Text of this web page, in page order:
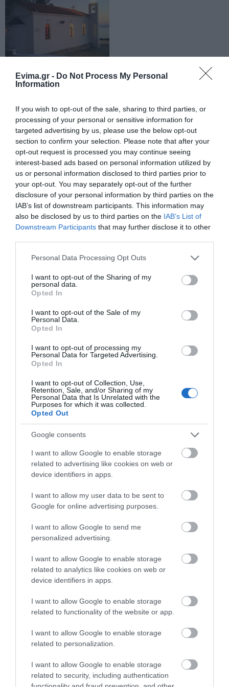
Evima.gr - Do Not Process My Personal
Information
If you wish to opt-out of the sale, sharing to third parties, or
processing of your personal or sensitive information for
targeted advertising by us, please use the below opt-out
section to confirm your selection. Please note that after your
opt-out request is processed you may continue seeing
interest-based ads based on personal information utilized by
us or personal information disclosed to third parties prior to
your opt-out. You may separately opt-out of the further
disclosure of your personal information by third parties on the
IAB’s list of downstream participants. This information may
also be disclosed by us to third parties on the IAB’s List of
Downstream Participants that may further disclose it to other
Please note that this website/app uses one or more Google
not limited to your visit or usage behaviour. You may click to
grant or deny consent to Google and its third-party tags to
use your data for below specified purposes in below Google
consent section.
Personal Data Processing Opt Outs
I want to opt-out of the Sharing of my
personal data.
Opted In
I want to opt-out of the Sale of my
Personal Data.
Opted In
I want to opt-out of processing my
Personal Data for Targeted Advertising.
Opted In
I want to opt-out of Collection, Use,
Retention, Sale, and/or Sharing of my
Personal Data that Is Unrelated with the
Purposes for which it was collected.
Opted Out
Google consents
I want to allow Google to enable storage
related to advertising like cookies on web or
device identifiers in apps.
I want to allow my user data to be sent to
Google for online advertising purposes.
I want to allow Google to send me
personalized advertising.
I want to allow Google to enable storage
related to analytics like cookies on web or
device identifiers in apps.
I want to allow Google to enable storage
related to functionality of the website or app.
I want to allow Google to enable storage
related to personalization.
I want to allow Google to enable storage
related to security, including authentication
06.08.2026 | 17:40
Έρχεται το νέο υπερσύγχρονο
αθλητικό κέντρο στην Εύβοια –
Υπογράφτηκε η σύμβαση
06.08.2026 | 17:00
Καμία μόνιμη πρόσληψη
δασκάλων στην Εύβοια – Το θέμα
πάει στην βουλή
06.08.2026 | 16:45
Έρχεται ισχυρό κύμα ζέστης:
Πότε η θερμοκρασία θα χτυπήσει
40άρια
06.08.2026 | 16:30
Εύβοια: Τέλος στις παράνομες
χωματερές – Έρχονται πρόστιμα
απορρίμματα
06.08.2026 | 16:15
Ένα ξωκλήσι
«κρεμασμένο» πάνω
βρίσκεται;